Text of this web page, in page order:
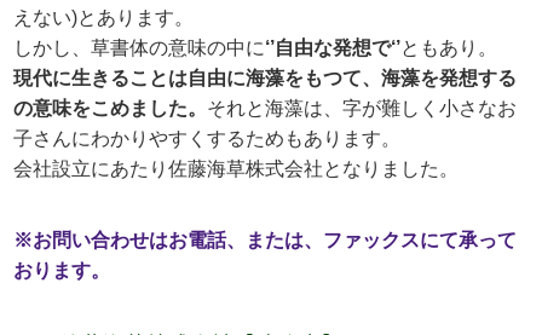
えない)とあります。
しかし、草書体の意味の中に‘’自由な発想で‘’ともあり。
現代に生きることは自由に海藻をもつて、海藻を発想する
の意味をこめました。 それと海藻は、字が難しく小さなお
子さんにわかりやすくするためもあります。
会社設立にあたり佐藤海草株式会社となりました。
※お問い合わせはお電話、または、ファックスにて承って
おります。